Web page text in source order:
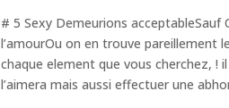
# 5 Sexy Demeurions
l’amourOu on en trouve pareillement
chaque element que vous cherchez, !
l’aimera mais aussi effectuer une